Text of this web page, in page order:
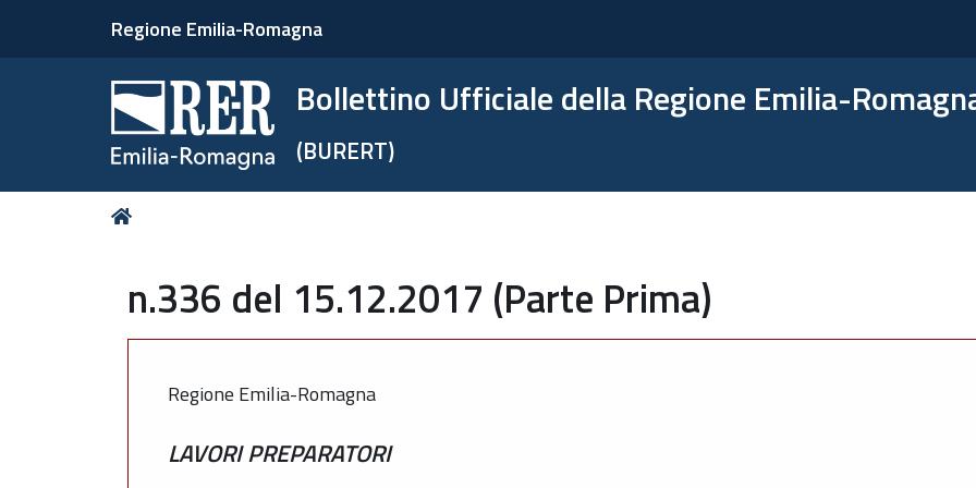
Regione Emilia-Romagna
Bollettino Ufficiale della Regione Emilia-
(BURERT)
Tu
n.336 del 15.12.2017 (Parte Prima)
Regione Emilia-Romagna
LAVORI PREPARATORI